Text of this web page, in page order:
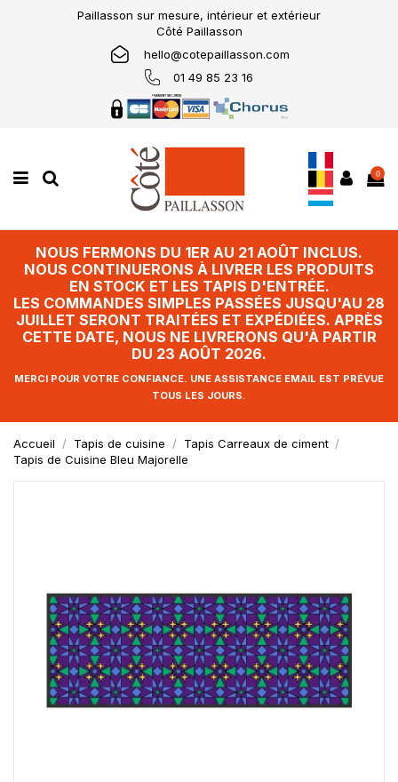
Paillasson sur mesure, intérieur et extérieur
Côté Paillasson
hello@cotepaillasson.com
01 49 85 23 16
0
NOUS FERMONS DU 1ER AU 21 AOÛT INCLUS.
NOUS CONTINUERONS À LIVRER LES PRODUITS
EN STOCK ET LES TAPIS D'ENTRÉE.
LES COMMANDES SIMPLES PASSÉES JUSQU'AU 28
JUILLET SERONT TRAITÉES ET EXPÉDIÉES. APRÈS
CETTE DATE, NOUS NE LIVRERONS QU'À PARTIR
DU 23 AOÛT 2026.
MERCI POUR VOTRE CONFIANCE. UNE ASSISTANCE EMAIL EST PRÉVUE
TOUS LES JOURS.
Accueil Tapis de cuisine
Tapis Carreaux de ciment
Tapis de Cuisine Bleu Majorelle